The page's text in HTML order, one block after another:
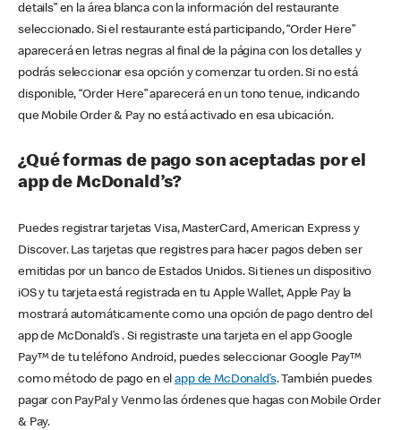
details” en la área blanca con la información del restaurante
seleccionado. Si el restaurante está participando, “Order Here”
aparecerá en letras negras al final de la página con los detalles y
podrás seleccionar esa opción y comenzar tu orden. Si no está
disponible, “Order Here” aparecerá en un tono tenue, indicando
que Mobile Order & Pay no está activado en esa ubicación.
¿Qué formas de pago son aceptadas por el
app de McDonald’s?
Puedes registrar tarjetas Visa, MasterCard, American Express y
Discover. Las tarjetas que registres para hacer pagos deben ser
emitidas por un banco de Estados Unidos. Si tienes un dispositivo
iOS y tu tarjeta está registrada en tu Apple Wallet, Apple Pay la
mostrará automáticamente como una opción de pago dentro del
app de McDonald’s . Si registraste una tarjeta en el app Google
Pay™ de tu teléfono Android, puedes seleccionar Google Pay™
como método de pago en elapp de McDonald’s. También puedes
pagar con PayPal y Venmo las órdenes que hagas con Mobile Order
& Pay.